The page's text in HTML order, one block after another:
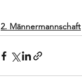
2. Männermannschaft